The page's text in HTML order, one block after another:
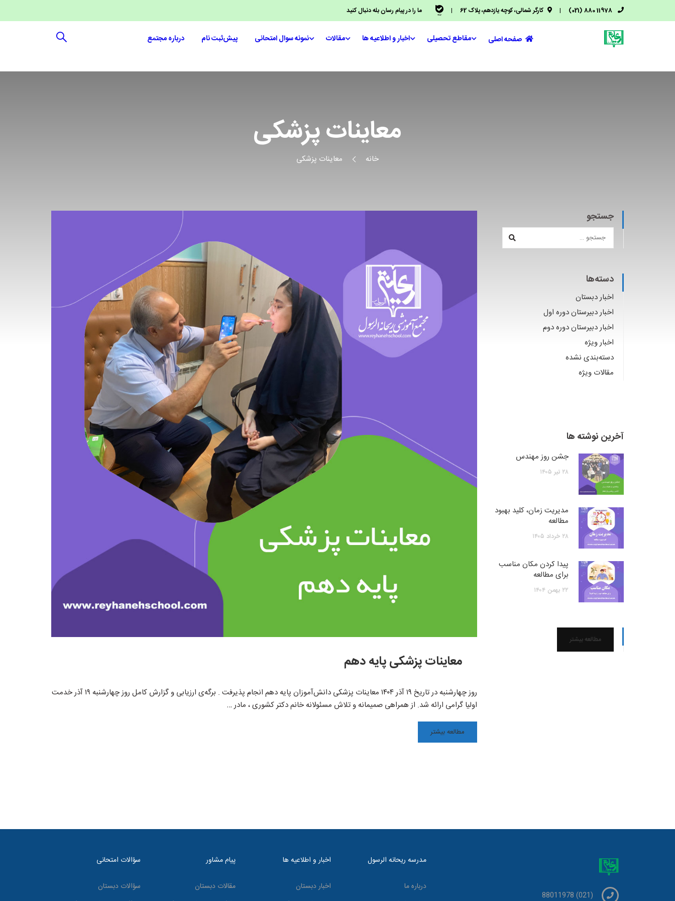
| کارگر شمالی، کوچه یازدهم، پلاک 62 | ما را در پیام رسان بله دنبال کنید
صفحه اصلی مقاطع تحصیلی اخبار و اطلاعیه ها مقالات نمونه سوال امتحانی پیش‌ثبت نام درباره مجتمع
معاینات پزشکی
خانه معاینات پزشکی
معاینات پزشکی پایه دهم
روز چهارشنبه در تاریخ ۱۹ آذر ۱۴۰۴ معاینات پزشکی دانش‌آموزان پایه دهم انجام پذیرفت . برگه‌ی ارزیابی و گزارش کامل روز چهارشنبه ۱۹ آذر خدمت
اولیا گرامی ارائه شد. از همراهی صمیمانه و تلاش مسئولانه خانم دکتر کشوری ، مادر …
مطالعه بیشتر
جستجو
دسته‌ها
اخبار دبستان
اخبار دبیرستان دوره اول
اخبار دبیرستان دوره دوم
اخبار ویژه
دسته‌بندی نشده
مقالات ویژه
آخرین نوشته ها
جشن روز مهندس
۲۸ تیر ۱۴۰۵
مدیریت زمان، کلید بهبود
مطالعه
۲۸ خرداد ۱۴۰۵
پیدا کردن مکان مناسب
برای مطالعه
۲۲ بهمن ۱۴۰۴
مطالعه بیشتر
(021) 88011978
مدرسه ریحانه الرسول
درباره ما
اخبار و اطلاعیه ها
اخبار دبستان
پیام مشاور
مقالات دبستان
سؤالات امتحانی
سؤالات دبستان